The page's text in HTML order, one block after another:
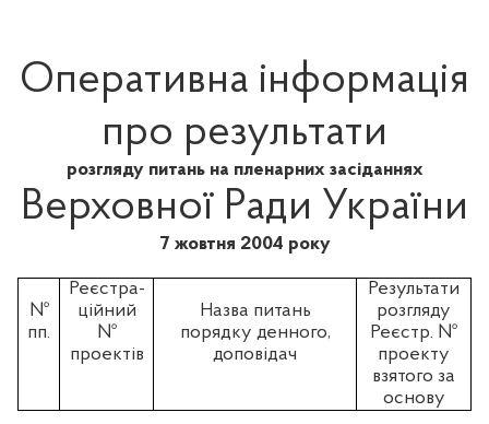
Оперативна інформація
про результати
розгляду питань на пленарних засіданнях
Верховної Ради України
7 жовтня 2004 року
№
пп.
Реєстра-
ційний
№
проектів
Назва питань
порядку денного,
доповідач
Результати
розгляду
Реєстр. №
проекту
взятого за
основу